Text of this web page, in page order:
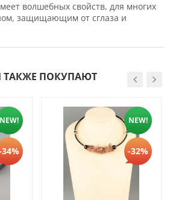
волшебных свойств, для многих
защищающим от сглаза и
ТАКЖЕ ПОКУПАЮТ
NEW! NEW!
-32%